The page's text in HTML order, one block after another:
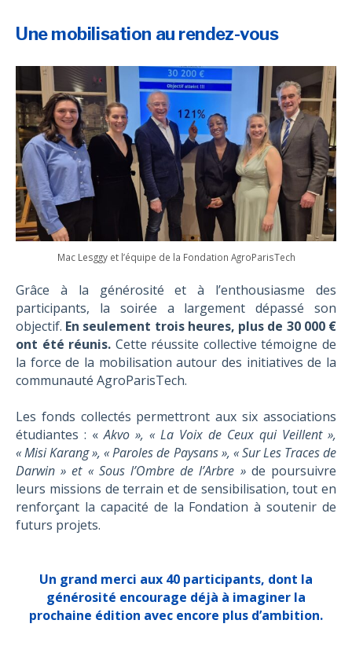
Une mobilisation au rendez-vous
Mac Lesggy et l’équipe de la Fondation AgroParisTech
Grâce à la générosité et à l’enthousiasme des
participants, la soirée a largement dépassé son
objectif. En seulement trois heures, plus de 30 000 €
ont été réunis. Cette réussite collective témoigne de
la force de la mobilisation autour des initiatives de la
communauté AgroParisTech.
Les fonds collectés permettront aux six associations
étudiantes : «Akvo », « La Voix de Ceux qui Veillent »,
« Misi Karang », « Paroles de Paysans », « Sur Les Traces de
Darwin » et « Sous l’Ombre de l’Arbre »de poursuivre
leurs missions de terrain et de sensibilisation, tout en
renforçant la capacité de la Fondation à soutenir de
futurs projets.
Un grand merci aux 40 participants, dont la
générosité encourage déjà à imaginer la
prochaine édition avec encore plus d’ambition.